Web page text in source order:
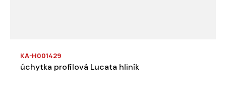
KA-H001429
úchytka profilová Lucata hliník